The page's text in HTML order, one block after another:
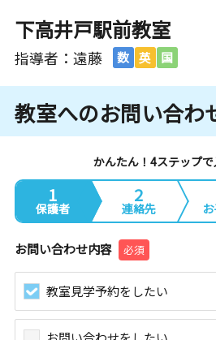
下高井戸駅前教室
指導者：遠藤 数 英 国
教室へのお問い合わ
かんたん！4ステップで
1
保護者
2
連絡先
お問い合わせ内容 必須
教室見学予約をしたい